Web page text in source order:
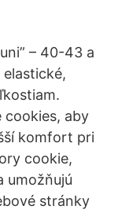
– 40-43 a
cookies, aby
komfort pri
cookie,
umožňujú
stránky